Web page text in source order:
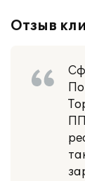
Отзыв
По
ПП